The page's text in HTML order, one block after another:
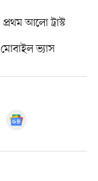
প্রথম আলো ট্রাস্ট
মোবাইল ভ্যাস